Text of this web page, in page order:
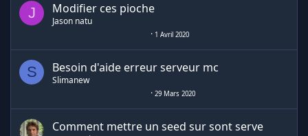
J Modifier ces pioche
Jason natu
1 Avril 2020
S Besoin d'aide erreur serveur mc
Slimanew
29 Mars 2020
Comment mettre un seed sur sont serve